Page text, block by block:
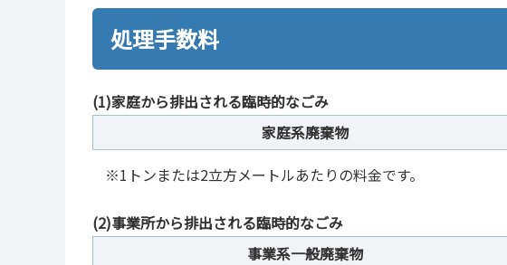
処理手数料
(1)家庭から排出される臨時的なごみ
家庭系廃棄物
※1トンまたは2立方メートルあたりの料金です。
(2)事業所から排出される臨時的なごみ
事業系一般廃棄物